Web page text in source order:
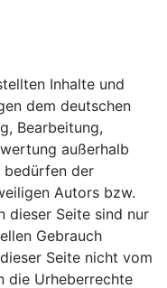
Inhalte und
dem deutschen
Bearbeitung,
außerhalb
bedürfen der
Autors bzw.
dieser Seite sind nur
Gebrauch
Seite nicht vom
die Urheberrechte